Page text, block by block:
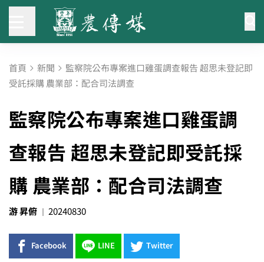
首頁 新聞 監察院公布專案進口雞蛋調查報告 超思未登記即
受託採購 農業部：配合司法調查
監察院公布專案進口雞蛋調
查報告 超思未登記即受託採
購 農業部：配合司法調查
游 昇俯 20240830
Facebook LINE Twitter